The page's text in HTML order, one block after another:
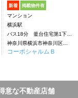
新着 掲載物件有
マンション
横浜駅
バス18分 釜台住宅第1下車：停歩3分
コーポシャルムＢ
意な不動産店舗